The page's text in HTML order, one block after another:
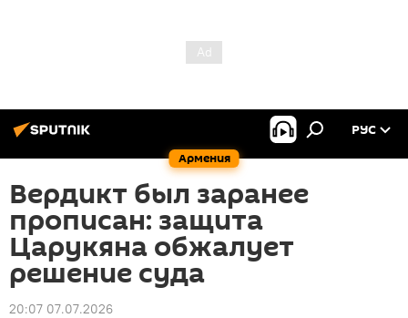
Армения
РУС
Вердикт был заранее
прописан: защита
Царукяна обжалует
решение суда
20:07 07.07.2026